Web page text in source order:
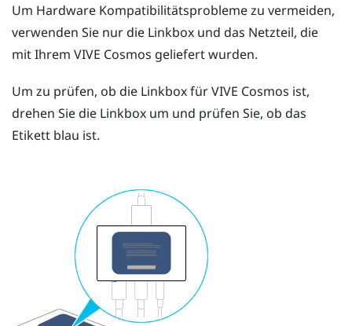
Um Hardware Kompatibilitätsprobleme zu vermeiden,
verwenden Sie nur die Linkbox und das Netzteil, die
mit Ihrem VIVE Cosmos geliefert wurden.
Um zu prüfen, ob die Linkbox fürVIVE Cosmos ist,
drehen Sie die Linkbox um und prüfen Sie, ob das
Etikett blau ist.